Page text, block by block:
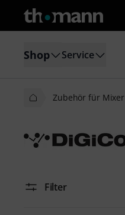
Shop Service
Zubehör für Mixer
Filter